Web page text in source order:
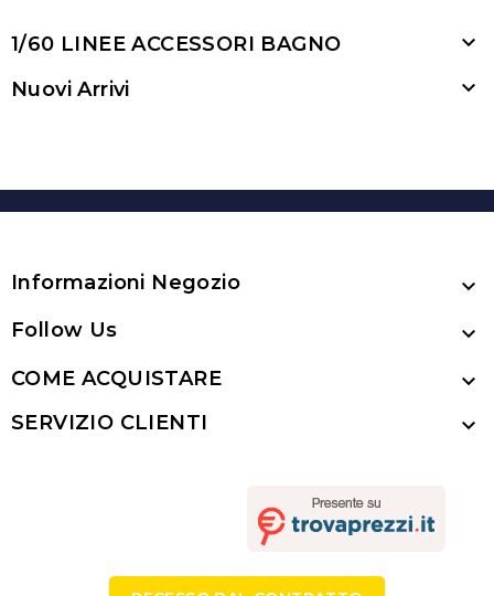
1/60 LINEE ACCESSORI BAGNO 
Nuovi Arrivi 
Informazioni Negozio 
Follow Us 
COME ACQUISTARE 
SERVIZIO CLIENTI 